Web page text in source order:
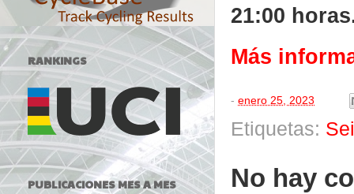
21:00
Más
- enero 25, 2023
Etiquetas:
No hay
RANKINGS
PUBLICACIONES MES A MES